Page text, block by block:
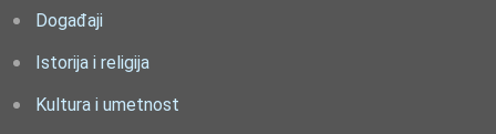
Događaji
Istorija i religija
Kultura i umetnost